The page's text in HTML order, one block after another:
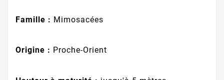
Famille : Mimosacées
Origine : Proche-Orient